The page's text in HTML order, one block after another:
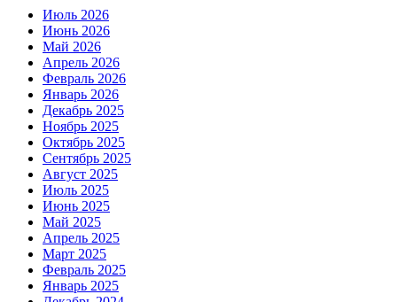
Июль 2026
Июнь 2026
Май 2026
Апрель 2026
Февраль 2026
Январь 2026
Декабрь 2025
Ноябрь 2025
Октябрь 2025
Сентябрь 2025
Август 2025
Июль 2025
Июнь 2025
Май 2025
Апрель 2025
Март 2025
Февраль 2025
Январь 2025